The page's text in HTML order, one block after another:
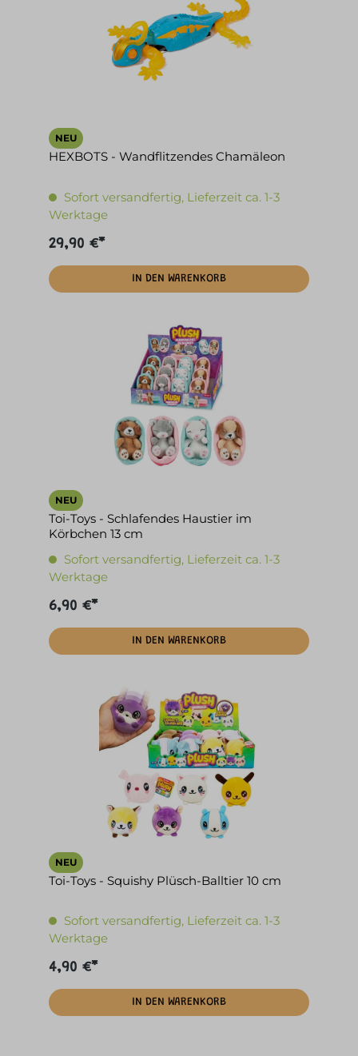
NEU
HEXBOTS - Wandflitzendes Chamäleon
Sofort versandfertig, Lieferzeit ca. 1-3
Werktage
29,90 €*
IN DEN WARENKORB
NEU
Toi-Toys - Schlafendes Haustier im
Körbchen 13 cm
Sofort versandfertig, Lieferzeit ca. 1-3
Werktage
6,90 €*
IN DEN WARENKORB
NEU
Toi-Toys - Squishy Plüsch-Balltier 10 cm
Sofort versandfertig, Lieferzeit ca. 1-3
Werktage
4,90 €*
IN DEN WARENKORB